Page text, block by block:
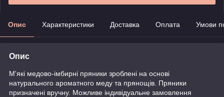
Опис Характеристики Доставка Оплата Умови
Опис
М'які медово-імбирні пряники зроблені на основі
натурального ароматного меду та прянощів. Пряники
призначені вручну. Можливе індивідуальне замовлення